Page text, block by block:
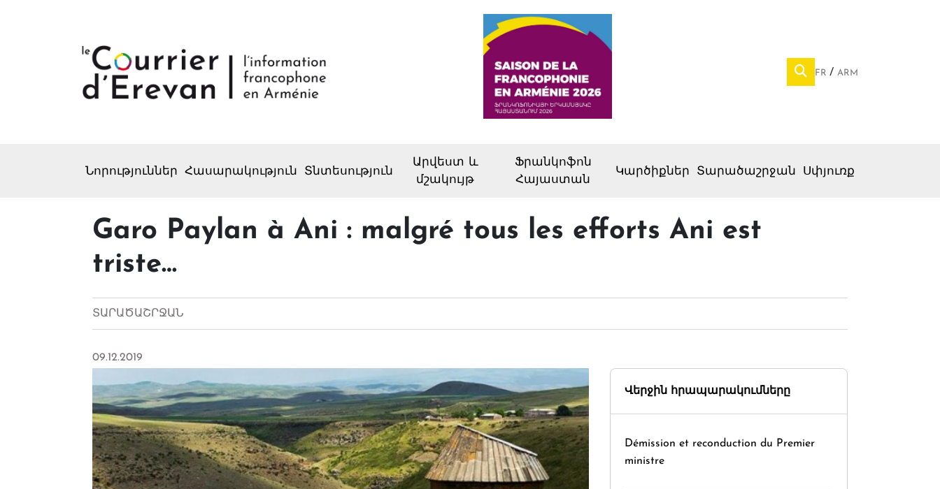
FR ARM
Նորություններ Հասարակություն Տնտեսություն
Արվեստ և
մշակույթ
Ֆրանկոֆոն
Հայաստան
Կարծիքներ Տարածաշրջան Սփյուռք
Garo Paylan à Ani : malgré tous les efforts Ani est
triste…
ՏԱՐԱԾԱՇՐՋԱՆ
09.12.2019
Վերջին հրապարակումները
Démission et reconduction du Premier
ministre